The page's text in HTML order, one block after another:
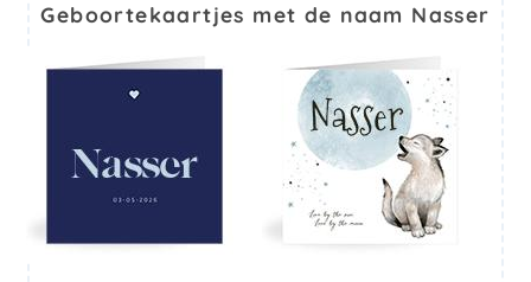
Geboortekaartjes met de naam Nasser